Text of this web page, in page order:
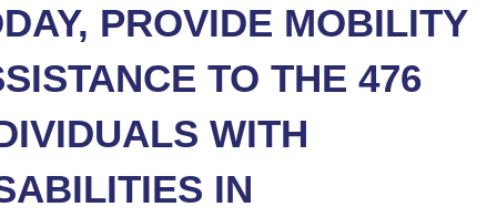
PROVIDE MOBILITY
TO THE 476
WITH
IN